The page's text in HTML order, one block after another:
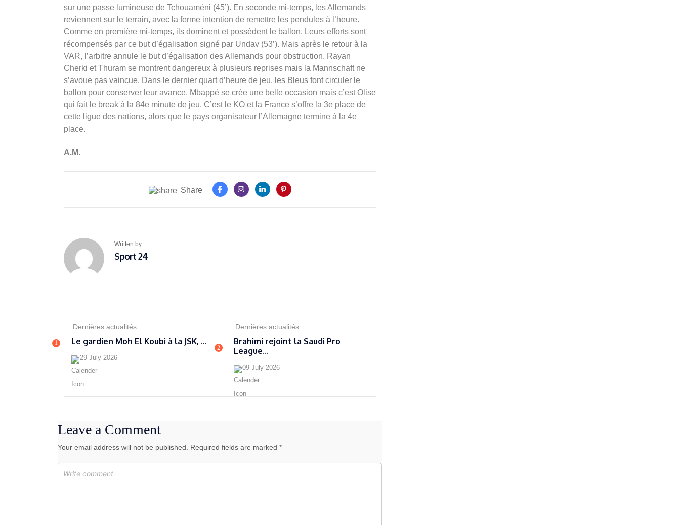
sur une passe lumineuse de Tchouaméni (45’). En seconde mi-temps, les Allemands
reviennent sur le terrain, avec la ferme intention de remettre les pendules à l’heure.
Comme en première mi-temps, ils dominent et possèdent le ballon. Leurs efforts sont
récompensés par ce but d’égalisation signé par Undav (53’). Mais après le retour à la
VAR, l’arbitre annule le but d’égalisation des Allemands pour obstruction. Rayan
Cherki et Thuram se montrent dangereux à plusieurs reprises mais la Mannschaft ne
s’avoue pas vaincue. Dans le dernier quart d’heure de jeu, les Bleus font circuler le
ballon pour conserver leur avance. Mbappé se crée une belle occasion mais c’est Olise
qui fait le break à la 84e minute de jeu. C’est le KO et la France s’offre la 3e place de
cette ligue des nations, alors que le pays organisateur l’Allemagne termine à la 4e
place.
A.M.
Share
Written by
Sport 24
1
Dernières actualités
Le gardien Moh El Koubi à la JSK, ...
29 July 2026
2
Dernières actualités
Brahimi rejoint la Saudi Pro
League...
09 July 2026
Leave a Comment
Your email address will not be published. Required fields are marked *